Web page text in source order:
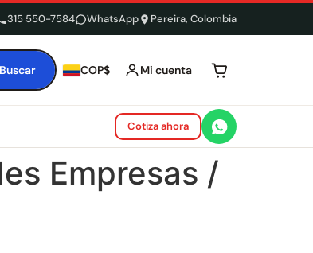
315 550-7584 WhatsApp Pereira, Colombia
Buscar COP$ Mi cuenta Tu carrito está
Cotiza ahora
Empresas /